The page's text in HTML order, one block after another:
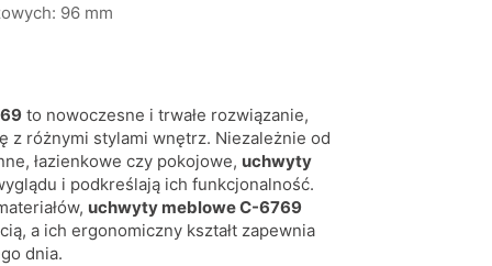
96 mm
to nowoczesne i trwałe rozwiązanie,
z różnymi stylami wnętrz. Niezależnie od
łazienkowe czy pokojowe, uchwyty
i podkreślają ich funkcjonalność.
uchwyty meblowe C-6769
a ich ergonomiczny kształt zapewnia
dnia.